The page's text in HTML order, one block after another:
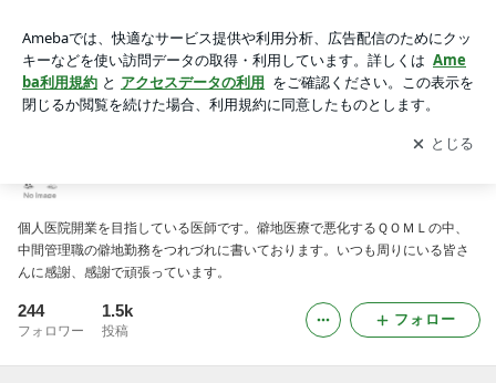
アプリをダウンロードして ブログの更新通知
を受け取りまし
ょう。
開く
個人医院開業を目指している医師です。僻地医療で悪化するＱＯＭＬの中、
中間管理職の僻地勤務をつれづれに書いております。いつも周りにいる皆さ
んに感謝、感謝で頑張っています。
244
フォロワー
1.5k
投稿
フォロー